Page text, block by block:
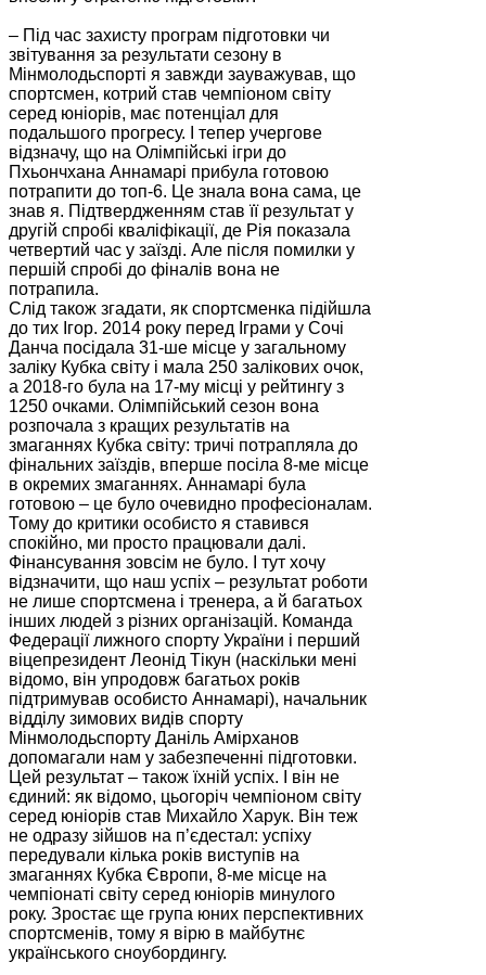
– Під час захисту програм підготовки чи
звітування за результати сезону в
Мінмолодьспорті я завжди зауважував, що
спортсмен, котрий став чемпіоном світу
серед юніорів, має потенціал для
подальшого прогресу. І тепер учергове
відзначу, що на Олімпійські ігри до
Пхьончхана Аннамарі прибула готовою
потрапити до топ-6. Це знала вона сама, це
знав я. Підтвердженням став її результат у
другій спробі кваліфікації, де Рія показала
четвертий час у заїзді. Але після помилки у
першій спробі до фіналів вона не
потрапила.
Слід також згадати, як спортсменка підійшла
до тих Ігор. 2014 року перед Іграми у Сочі
Данча посідала 31-ше місце у загальному
заліку Кубка світу і мала 250 залікових очок,
а 2018-го була на 17-му місці у рейтингу з
1250 очками. Олімпійський сезон вона
розпочала з кращих результатів на
змаганнях Кубка світу: тричі потрапляла до
фінальних заїздів, вперше посіла 8-ме місце
в окремих змаганнях. Аннамарі була
готовою – це було очевидно професіоналам.
Тому до критики особисто я ставився
спокійно, ми просто працювали далі.
Фінансування зовсім не було. І тут хочу
відзначити, що наш успіх – результат роботи
не лише спортсмена і тренера, а й багатьох
інших людей з різних організацій. Команда
Федерації лижного спорту України і перший
віцепрезидент Леонід Тікун (наскільки мені
відомо, він упродовж багатьох років
підтримував особисто Аннамарі), начальник
відділу зимових видів спорту
Мінмолодьспорту Даніль Амірханов
допомагали нам у забезпеченні підготовки.
Цей результат – також їхній успіх. І він не
єдиний: як відомо, цьогоріч чемпіоном світу
серед юніорів став Михайло Харук. Він теж
не одразу зійшов на п’єдестал: успіху
передували кілька років виступів на
змаганнях Кубка Європи, 8-ме місце на
чемпіонаті світу серед юніорів минулого
року. Зростає ще група юних перспективних
спортсменів, тому я вірю в майбутнє
українського сноубордингу.